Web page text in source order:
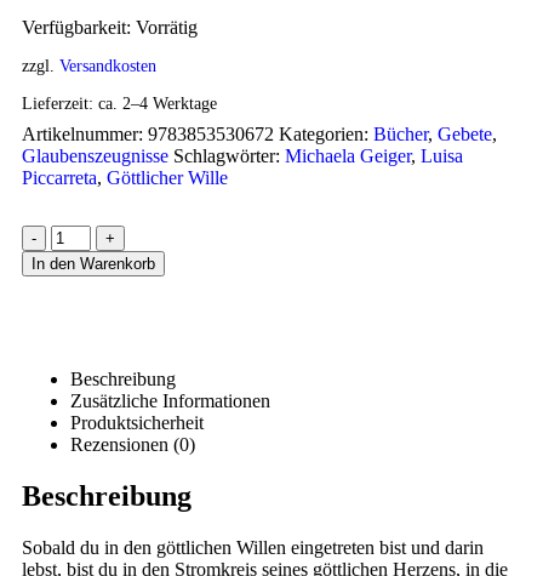
Verfügbarkeit: Vorrätig
zzgl. Versandkosten
Lieferzeit: ca. 2–4 Werktage
Artikelnummer: 9783853530672 Kategorien: Bücher, Gebete,
Glaubenszeugnisse Schlagwörter: Michaela Geiger, Luisa
Piccarreta, Göttlicher Wille
-
+
In den Warenkorb
Beschreibung
Zusätzliche Informationen
Produktsicherheit
Rezensionen (0)
Beschreibung
Sobald du in den göttlichen Willen eingetreten bist und darin
lebst, bist du in den Stromkreis seines göttlichen Herzens, in die